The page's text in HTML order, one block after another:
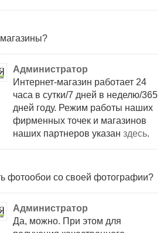
Администратор
Интернет-магазин работает 24
часа в сутки/7 дней в неделю/365
дней году. Режим работы наших
фирменных точек и магазинов
наших партнеров указан здесь.
фотообои со своей фотографии?
Администратор
Да, можно. При этом для